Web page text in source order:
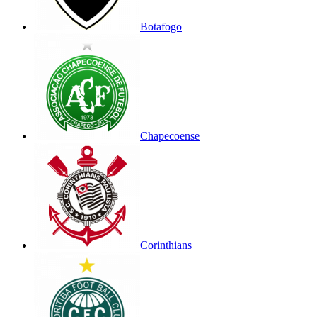
Botafogo
Chapecoense
Corinthians